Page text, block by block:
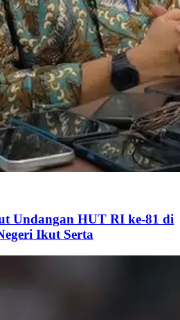
Undangan HUT RI ke-81 di
Ikut Serta